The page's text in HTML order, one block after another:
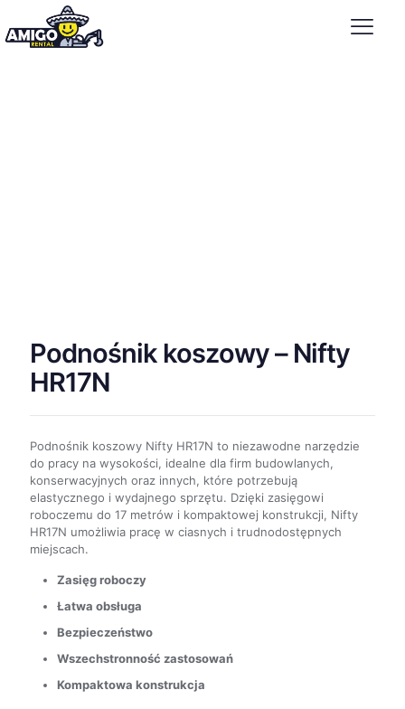
Podnośnik koszowy – Nifty
HR17N
Podnośnik koszowy Nifty HR17N to niezawodne narzędzie
do pracy na wysokości, idealne dla firm budowlanych,
konserwacyjnych oraz innych, które potrzebują
elastycznego i wydajnego sprzętu. Dzięki zasięgowi
roboczemu do 17 metrów i kompaktowej konstrukcji, Nifty
HR17N umożliwia pracę w ciasnych i trudnodostępnych
miejscach.
Zasięg roboczy
Łatwa obsługa
Bezpieczeństwo
Wszechstronność zastosowań
Kompaktowa konstrukcja